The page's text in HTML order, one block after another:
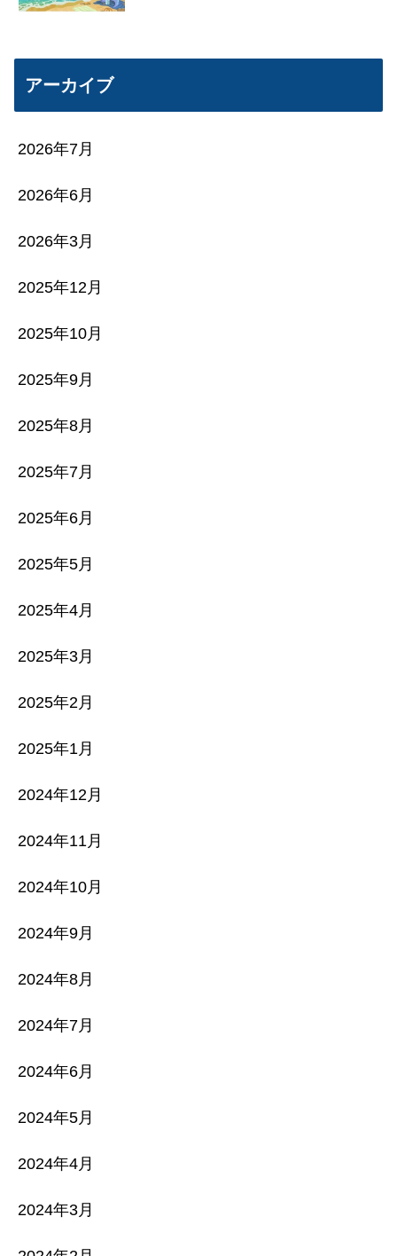
アーカイブ
2026年7月
2026年6月
2026年3月
2025年12月
2025年10月
2025年9月
2025年8月
2025年7月
2025年6月
2025年5月
2025年4月
2025年3月
2025年2月
2025年1月
2024年12月
2024年11月
2024年10月
2024年9月
2024年8月
2024年7月
2024年6月
2024年5月
2024年4月
2024年3月